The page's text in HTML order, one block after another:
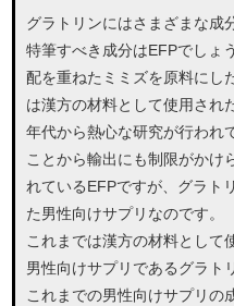
グラトリンにはさまざまな成
特筆すべき成分はEFPでしょ
配を重ねたミミズを原料にし
は漢方の材料として使用され
年代から熱心な研究が行われ
ことから輸出にも制限がかけ
れているEFPですが、グラト
た男性向けサプリなのです。
これまでは漢方の材料として
男性向けサプリであるグラト
これまでの男性向けサプリの